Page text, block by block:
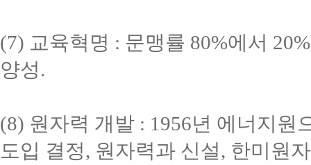
(7) 교육혁명 : 문맹률 80%에서
양성.
(8) 원자력 개발 : 1956년 에너지원
도입 결정, 원자력과 신설, 한미원